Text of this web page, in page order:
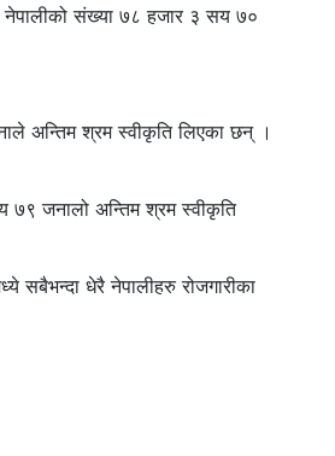
नेपालीको संख्या ७८ हजार ३ सय ७०
अन्तिम श्रम स्वीकृति लिएका छन् ।
७९ जनालो अन्तिम श्रम स्वीकृति
सबैभन्दा धेरै नेपालीहरु रोजगारीका